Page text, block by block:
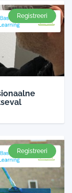
Registreeri
Registreeri